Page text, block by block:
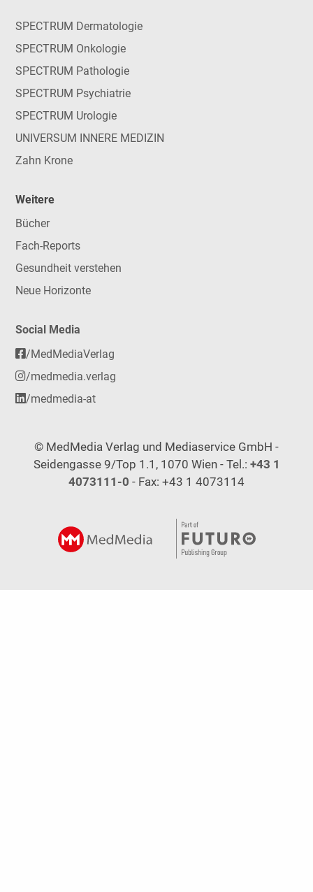
SPECTRUM Dermatologie
SPECTRUM Onkologie
SPECTRUM Pathologie
SPECTRUM Psychiatrie
SPECTRUM Urologie
UNIVERSUM INNERE MEDIZIN
Zahn Krone
Weitere
Bücher
Fach-Reports
Gesundheit verstehen
Neue Horizonte
Social Media
/MedMediaVerlag
/medmedia.verlag
/medmedia-at
© MedMedia Verlag und Mediaservice GmbH -
Seidengasse 9/Top 1.1, 1070 Wien - Tel.: +43 1
4073111-0 - Fax: +43 1 4073114